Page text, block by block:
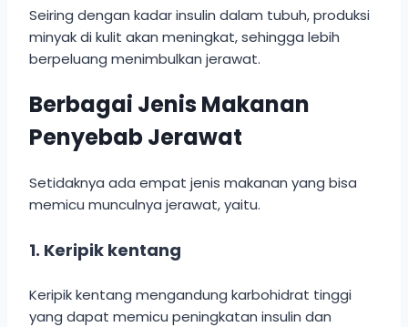
Seiring dengan kadar insulin dalam tubuh, produksi
minyak di kulit akan meningkat, sehingga lebih
berpeluang menimbulkan jerawat.
Berbagai Jenis Makanan
Penyebab Jerawat
Setidaknya ada empat jenis makanan yang bisa
memicu munculnya jerawat, yaitu.
1. Keripik kentang
Keripik kentang mengandung karbohidrat tinggi
yang dapat memicu peningkatan insulin dan